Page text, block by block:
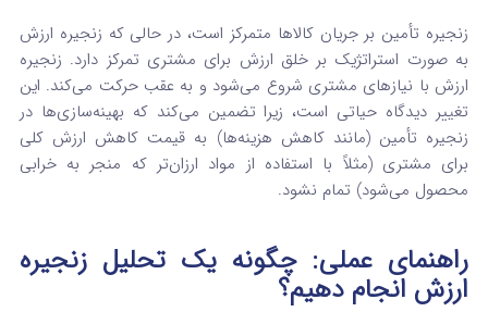
زنجیره تأمین بر جریان کالاها متمرکز است، در حالی که زنجیره ارزش
به صورت استراتژیک بر خلق ارزش برای مشتری تمرکز دارد. زنجیره
ارزش با نیازهای مشتری شروع می‌شود و به عقب حرکت می‌کند. این
تغییر دیدگاه حیاتی است، زیرا تضمین می‌کند که بهینه‌سازی‌ها در
زنجیره تأمین (مانند کاهش هزینه‌ها) به قیمت کاهش ارزش کلی
برای مشتری (مثلاً با استفاده از مواد ارزان‌تر که منجر به خرابی
محصول می‌شود) تمام نشود.
راهنمای عملی: چگونه یک تحلیل زنجیره
ارزش انجام دهیم؟